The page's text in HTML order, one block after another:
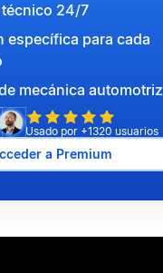
24/7
específica para cada
mecánica automotriz
Usado por +1320 usuarios
a Premium